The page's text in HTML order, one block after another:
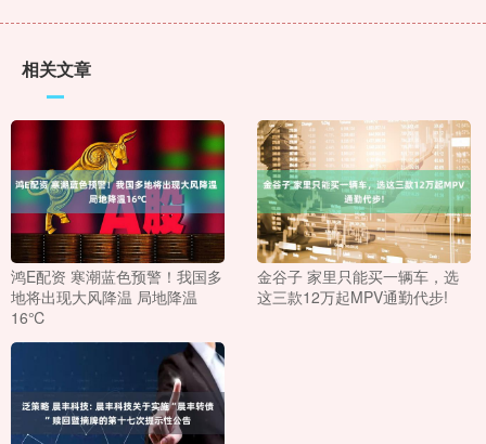
相关文章
鸿E配资 寒潮蓝色预警！我国多
地将出现大风降温 局地降温
16℃
金谷子 家里只能买一辆车，选
这三款12万起MPV通勤代步!